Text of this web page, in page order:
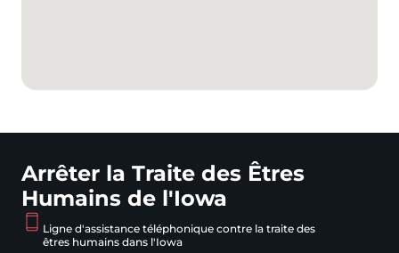
Arrêter la Traite des Êtres
Humains de l'Iowa
Ligne d'assistance téléphonique contre la traite des
êtres humains dans l'Iowa